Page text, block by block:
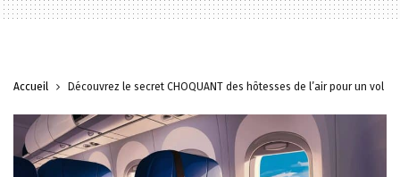
Accueil Découvrez le secret CHOQUANT des hôtesses de l’air pour un vol